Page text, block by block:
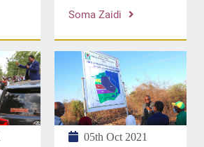
Soma Zaidi
05th Oct 2021